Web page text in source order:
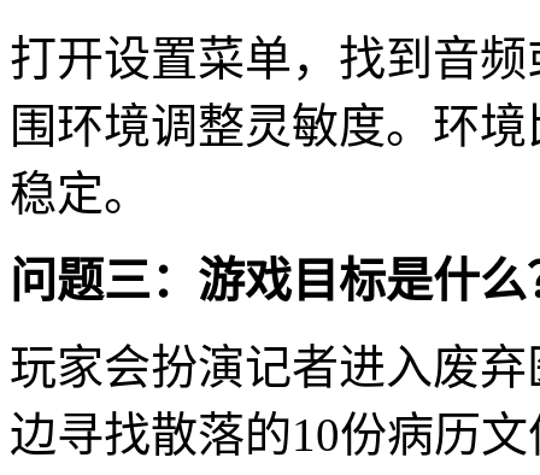
打开设置菜单，找到音
围环境调整灵敏度。环
稳定。
问题三：游戏目标是什么
玩家会扮演记者进入废
边寻找散落的10份病历